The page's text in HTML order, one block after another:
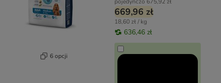
6 opcji
669,96 zł
18,60 zł / kg
636,46 zł